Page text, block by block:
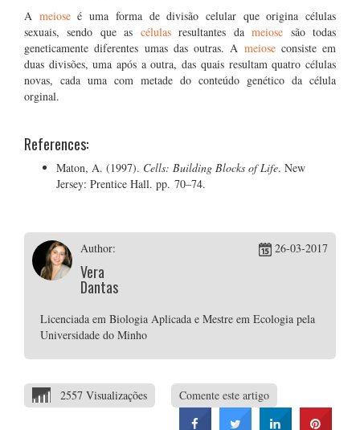
A meioseé uma forma de divisão celular que origina células
sexuais, sendo que as célulasresultantes dameiose são todas
geneticamente diferentes umas das outras. A meioseconsiste em
duas divisões, uma após a outra, das quais resultam quatro células
novas, cada uma com metade do conteúdo genético da célula
orginal.
References:
Maton, A. (1997). Cells: Building Blocks of Life. New
Jersey: Prentice Hall. pp. 70–74.
Author:
Vera
Dantas
26-03-2017
Licenciada em Biologia Aplicada e Mestre em Ecologia pela
Universidade do Minho
2557 Visualizações Comente este artigo